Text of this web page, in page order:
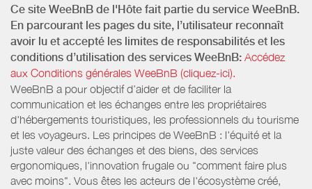
Ce site WeeBnB de l'Hôte fait partie du service WeeBnB.
En parcourant les pages du site, l’utilisateur reconnaît
avoir lu et accepté les limites de responsabilités et les
conditions d’utilisation des services WeeBnB: Accédez
aux Conditions générales WeeBnB (cliquez-ici).
WeeBnB a pour objectif d’aider et de faciliter la
communication et les échanges entre les propriétaires
d'hébergements touristiques, les professionnels du tourisme
et les voyageurs. Les principes de WeeBnB : l'équité et la
juste valeur des échanges et des biens, des services
ergonomiques, l'innovation frugale ou "comment faire plus
avec moins". Vous êtes les acteurs de l'écosystème créé,